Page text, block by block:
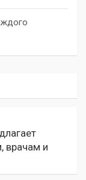
врачам и